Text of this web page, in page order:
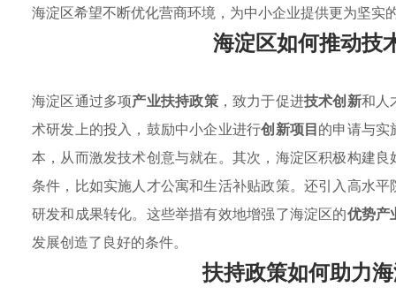
海淀区希望不断优化营商环境，为中小企业提供更为坚实
海淀区如何推动技
海淀区通过多项产业扶持政策，致力于促进技术创新和人
术研发上的投入，鼓励中小企业进行创新项目的申请与实
本，从而激发技术创意与就在。其次，海淀区积极构建
条件，比如实施人才公寓和生活补贴政策。还引入高水
研发和成果转化。这些举措有效地增强了海淀区的优势产
发展创造了良好的条件。
扶持政策如何助力